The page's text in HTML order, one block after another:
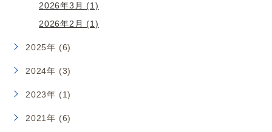
2026年3月 (1)
2026年2月 (1)
2025年 (6)
2024年 (3)
2023年 (1)
2021年 (6)